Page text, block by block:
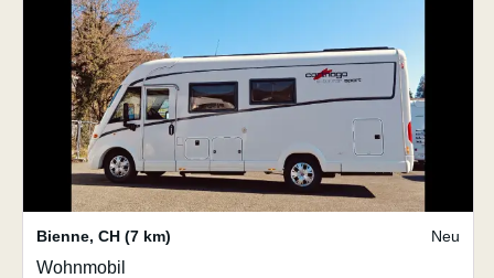
Bienne, CH (7 km) Neu
Wohnmobil